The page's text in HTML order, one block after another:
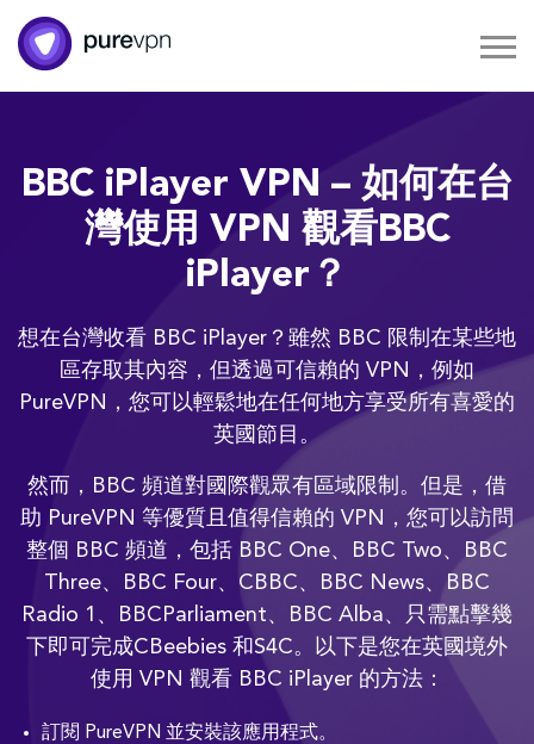
BBC iPlayer VPN – 如何在台
灣使用 VPN 觀看BBC
iPlayer？
想在台灣收看 BBC iPlayer？雖然 BBC 限制在某些地
區存取其內容，但透過可信賴的 VPN，例如
PureVPN，您可以輕鬆地在任何地方享受所有喜愛的
英國節目。
然而，BBC 頻道對國際觀眾有區域限制。但是，借
助 PureVPN 等優質且值得信賴的 VPN，您可以訪問
整個 BBC 頻道，包括 BBC One、BBC Two、BBC
Three、BBC Four、CBBC、BBC News、BBC
Radio 1、BBCParliament、BBC Alba、只需點擊幾
下即可完成CBeebies 和S4C。以下是您在英國境外
使用 VPN 觀看 BBC iPlayer 的方法：
訂閱 PureVPN 並安裝該應用程式。